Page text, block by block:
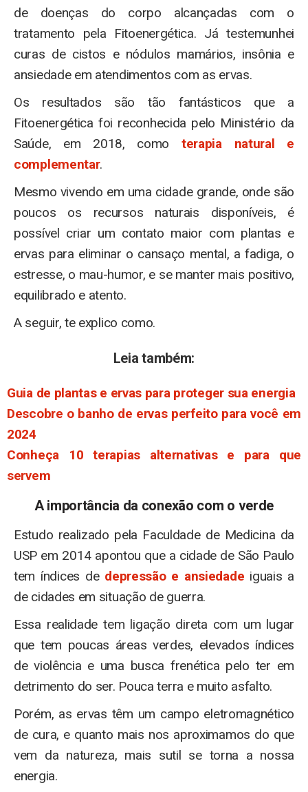
de doenças do corpo alcançadas com o
tratamento pela Fitoenergética. Já testemunhei
curas de cistos e nódulos mamários, insônia e
ansiedade em atendimentos com as ervas.
Os resultados são tão fantásticos que a
Fitoenergética foi reconhecida pelo Ministério da
Saúde, em 2018, como terapia natural e
complementar.
Mesmo vivendo em uma cidade grande, onde são
poucos os recursos naturais disponíveis, é
possível criar um contato maior com plantas e
ervas para eliminar o cansaço mental, a fadiga, o
estresse, o mau-humor, e se manter mais positivo,
equilibrado e atento.
A seguir, te explico como.
Leia também:
Guia de plantas e ervas para proteger sua energia
Descobre o banho de ervas perfeito para você em
2024
Conheça 10 terapias alternativas e para que
servem
A importância da conexão com o verde
Estudo realizado pela Faculdade de Medicina da
USP em 2014 apontou que a cidade de São Paulo
tem índices de depressão e ansiedade iguais a
de cidades em situação de guerra.
Essa realidade tem ligação direta com um lugar
que tem poucas áreas verdes, elevados índices
de violência e uma busca frenética pelo ter em
detrimento do ser. Pouca terra e muito asfalto.
Porém, as ervas têm um campo eletromagnético
de cura, e quanto mais nos aproximamos do que
vem da natureza, mais sutil se torna a nossa
energia.